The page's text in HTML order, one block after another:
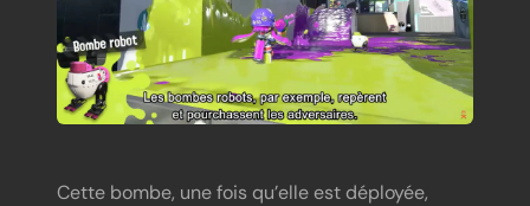
Cette bombe, une fois qu’elle est déployée,